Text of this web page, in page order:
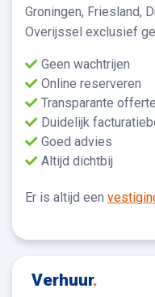
Groningen, Friesland,
Overijssel exclusief
Geen wachtrijen
Online reserveren
Transparante
Duidelijk
Goed advies
Altijd dichtbij
Er is altijd een
Verhuur.